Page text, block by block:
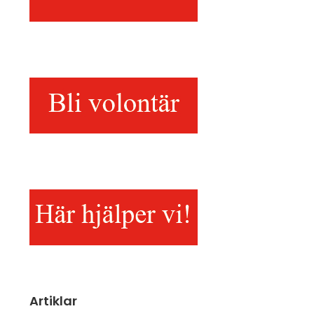
Artiklar